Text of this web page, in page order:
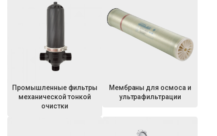
Промышленные фильтры
механической тонкой
очистки
Мембраны для осмоса и
ультрафильтрации